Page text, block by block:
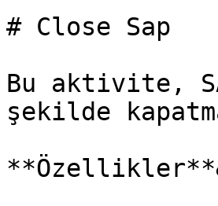
# Close Sap
Bu aktivite,
şekilde